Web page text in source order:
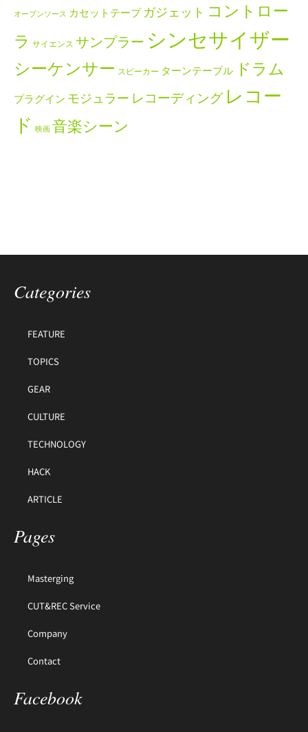
オープンソース カセットテープ ガジェット コントロー
ラ サイエンス サンプラー シンセサイザー
シーケンサー スピーカー ターンテーブル ドラム
プラグイン モジュラー レコーディング レコー
ド 映画 音楽シーン
Categories
FEATURE
TOPICS
GEAR
CULTURE
TECHNOLOGY
HACK
ARTICLE
Pages
Masterging
CUT&REC Service
Company
Contact
Facebook